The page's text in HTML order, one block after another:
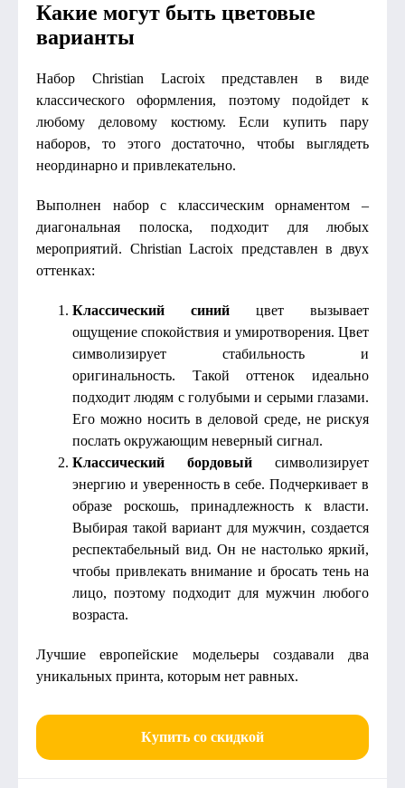
Какие могут быть цветовые
варианты
Набор Christian Lacroix представлен в виде
классического оформления, поэтому подойдет к
любому деловому костюму. Если купить пару
наборов, то этого достаточно, чтобы выглядеть
неординарно и привлекательно.
Выполнен набор с классическим орнаментом –
диагональная полоска, подходит для любых
мероприятий. Christian Lacroix представлен в двух
оттенках:
Классический синий цвет вызывает
ощущение спокойствия и умиротворения. Цвет
символизирует стабильность и
оригинальность. Такой оттенок идеально
подходит людям с голубыми и серыми глазами.
Его можно носить в деловой среде, не рискуя
послать окружающим неверный сигнал.
Классический бордовый символизирует
энергию и уверенность в себе. Подчеркивает в
образе роскошь, принадлежность к власти.
Выбирая такой вариант для мужчин, создается
респектабельный вид. Он не настолько яркий,
чтобы привлекать внимание и бросать тень на
лицо, поэтому подходит для мужчин любого
возраста.
Лучшие европейские модельеры создавали два
уникальных принта, которым нет равных.
Купить со скидкой